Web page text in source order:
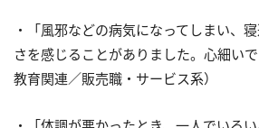
・「風邪などの病気になってしまい、
さを感じることがありました。心細い
教育関連／販売職・サービス系）